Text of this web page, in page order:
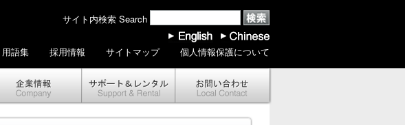
サイト内検索 Search
用語集 採用情報 サイトマップ 個人情報保護について